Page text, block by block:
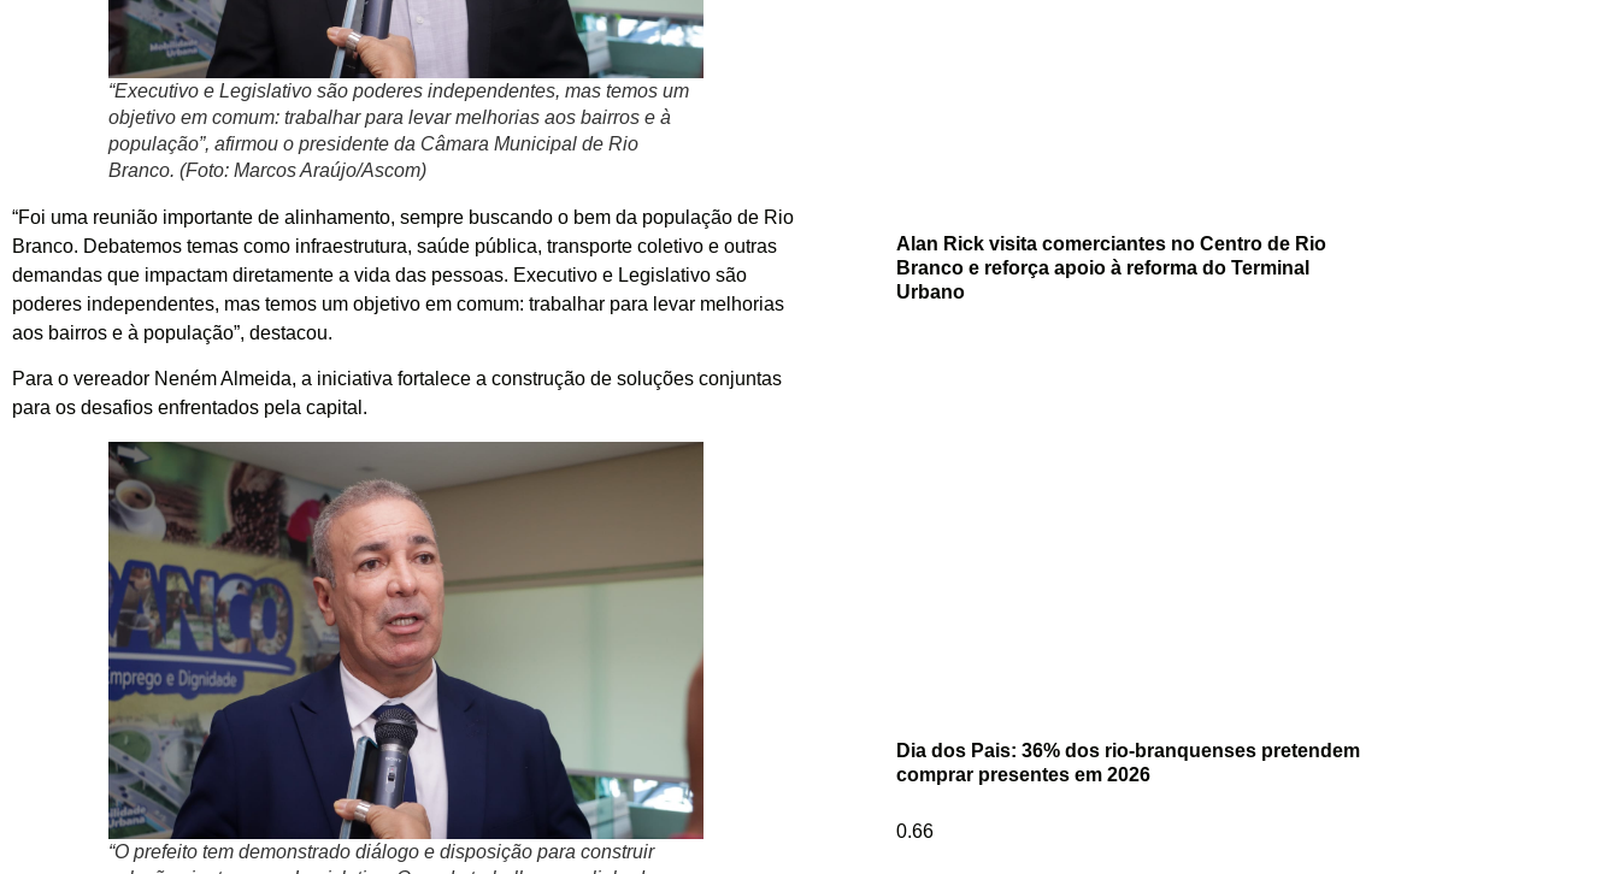
“Executivo e Legislativo são poderes independentes, mas temos um
objetivo em comum: trabalhar para levar melhorias aos bairros e à
população”, afirmou o presidente da Câmara Municipal de Rio
Branco. (Foto: Marcos Araújo/Ascom)
“Foi uma reunião importante de alinhamento, sempre buscando o bem da população de Rio
Branco. Debatemos temas como infraestrutura, saúde pública, transporte coletivo e outras
demandas que impactam diretamente a vida das pessoas. Executivo e Legislativo são
poderes independentes, mas temos um objetivo em comum: trabalhar para levar melhorias
aos bairros e à população”, destacou.
Para o vereador Neném Almeida, a iniciativa fortalece a construção de soluções conjuntas
para os desafios enfrentados pela capital.
“O prefeito tem demonstrado diálogo e disposição para construir
Alan Rick visita comerciantes no Centro de Rio
Branco e reforça apoio à reforma do Terminal
Urbano
Dia dos Pais: 36% dos rio-branquenses pretendem
comprar presentes em 2026